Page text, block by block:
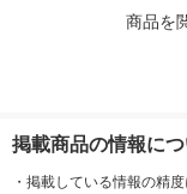
商品を
掲載商品の情報に
・ 掲載している情報の精